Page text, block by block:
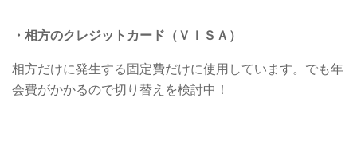
・相方のクレジットカード（ＶＩＳＡ）
相方だけに発生する固定費だけに使用しています。でも年
会費がかかるので切り替えを検討中！